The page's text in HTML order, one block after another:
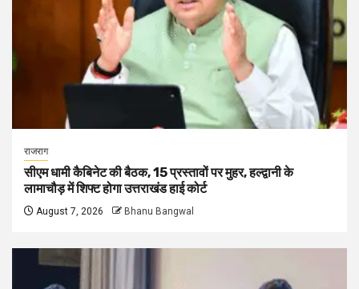
राजराग
सीएम धामी कैबिनेट की बैठक, 15 प्रस्तावों पर मुहर, हल्द्वानी के
लामाचौड़ में शिफ्ट होगा उत्तराखंड हाई कोर्ट
August 7, 2026 Bhanu Bangwal